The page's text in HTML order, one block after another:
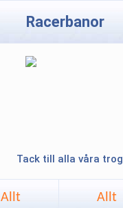
Racerbanor
Tack till alla våra
Allt
Allt